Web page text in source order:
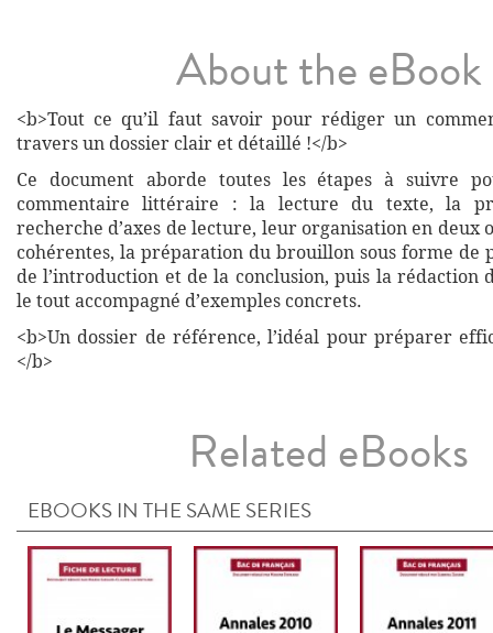
About the eBook
<b>Tout ce qu’il faut savoir pour rédiger un
travers un dossier clair et détaillé !</b>
Ce document aborde toutes les étapes à suivre
commentaire littéraire : la lecture du texte, la
recherche d’axes de lecture, leur organisation en deux
cohérentes, la préparation du brouillon sous forme de
de l’introduction et de la conclusion, puis la rédaction
le tout accompagné d’exemples concrets.
<b>Un dossier de référence, l’idéal pour préparer
</b>
Related eBooks
EBOOKS IN THE SAME SERIES